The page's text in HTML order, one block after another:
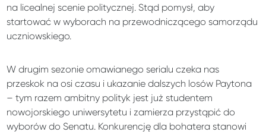
na licealnej scenie politycznej. Stąd pomysł, aby
startować w wyborach na przewodniczącego samorządu
uczniowskiego.
W drugim sezonie omawianego serialu czeka nas
przeskok na osi czasu i ukazanie dalszych losów Paytona
– tym razem ambitny polityk jest już studentem
nowojorskiego uniwersytetu i zamierza przystąpić do
wyborów do Senatu. Konkurencję dla bohatera stanowi